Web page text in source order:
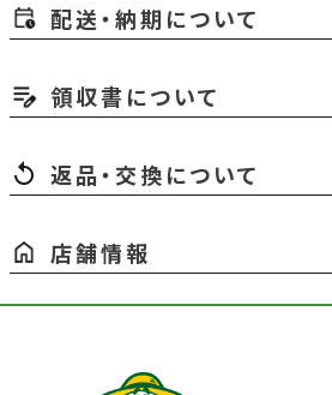
配送・納期について
領収書について
返品・交換について
店舗情報